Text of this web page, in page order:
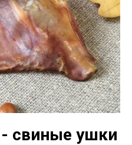
свиные ушки